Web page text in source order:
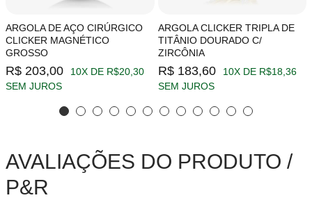
ARGOLA DE AÇO CIRÚRGICO
CLICKER MAGNÉTICO
GROSSO
R$ 203,00
10X DE R$20,30
SEM JUROS
ARGOLA CLICKER TRIPLA DE
TITÂNIO DOURADO C/
ZIRCÔNIA
R$ 183,60
10X DE R$18,36
SEM JUROS
AVALIAÇÕES DO PRODUTO /
P&R